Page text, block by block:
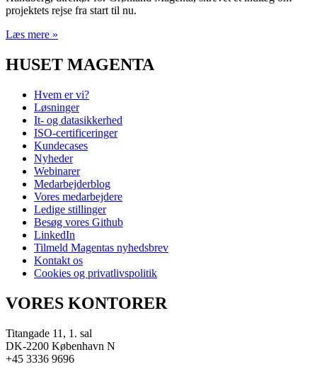
projektets rejse fra start til nu.
Læs mere »
HUSET MAGENTA
Hvem er vi?
Løsninger
It- og datasikkerhed
ISO-certificeringer
Kundecases
Nyheder
Webinarer
Medarbejderblog
Vores medarbejdere
Ledige stillinger
Besøg vores Github
LinkedIn
Tilmeld Magentas nyhedsbrev
Kontakt os
Cookies og privatlivspolitik
VORES KONTORER
Titangade 11, 1. sal
DK-2200 København N
+45 3336 9696